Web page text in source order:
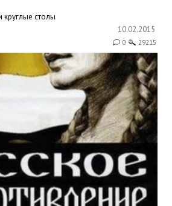
столы
10.02.2015
0 29215